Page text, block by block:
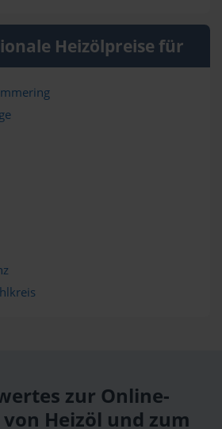
Heizölpreise für
zur Online-
Heizöl und zum